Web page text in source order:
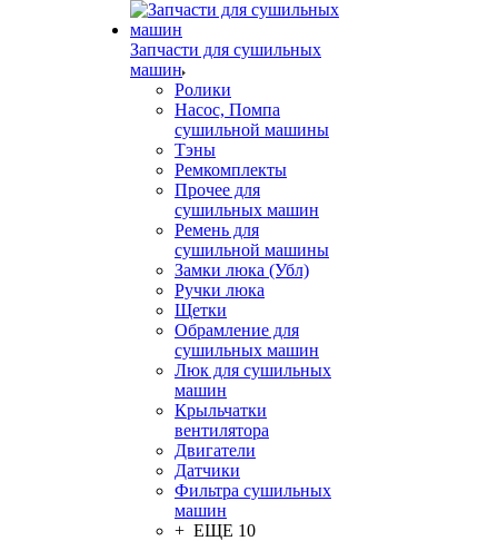
Запчасти для сушильных
машин
Ролики
Насос, Помпа
сушильной машины
Тэны
Ремкомплекты
Прочее для
сушильных машин
Ремень для
сушильной машины
Замки люка (Убл)
Ручки люка
Щетки
Обрамление для
сушильных машин
Люк для сушильных
машин
Крыльчатки
вентилятора
Двигатели
Датчики
Фильтра сушильных
машин
+ ЕЩЕ 10